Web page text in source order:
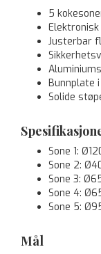
5
Justerbar
Bunnplate
Solide
Sone 1:
Sone 2:
Sone 3:
Sone 4:
Sone 5:
Mål